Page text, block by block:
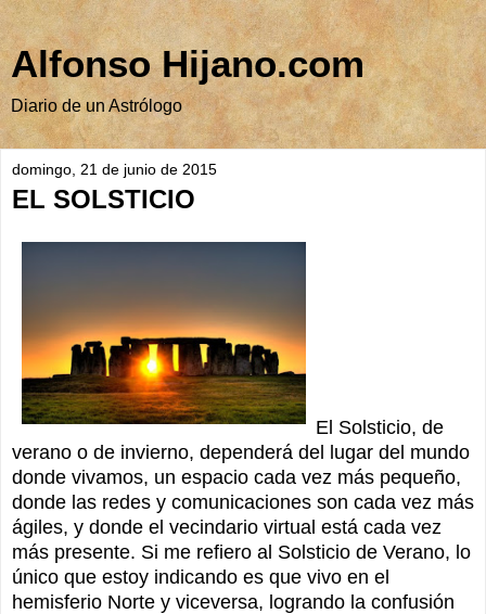
Alfonso Hijano.com
Diario de un Astrólogo
domingo, 21 de junio de 2015
EL SOLSTICIO
El Solsticio, de
verano o de invierno, dependerá del lugar del mundo
donde vivamos, un espacio cada vez más pequeño,
donde las redes y comunicaciones son cada vez más
ágiles, y donde el vecindario virtual está cada vez
más presente. Si me refiero al Solsticio de Verano, lo
único que estoy indicando es que vivo en el
hemisferio Norte y viceversa, logrando la confusión